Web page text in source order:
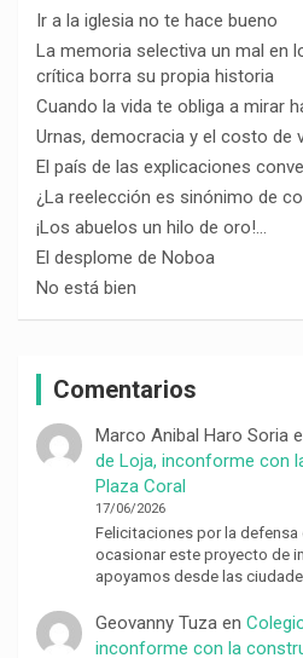
Ir a la iglesia no te hace bueno
La memoria selectiva un mal en
crítica borra su propia historia
Cuando la vida te obliga a mirar
Urnas, democracia y el costo de
El país de las explicaciones
¿La reelección es sinónimo de
¡Los abuelos un hilo de oro!…
El desplome de Noboa
No está bien
Comentarios
Marco Anibal Haro Soria
de Loja, inconforme con
Plaza Coral
17/06/2026
Felicitaciones por la
ocasionar este proyecto de
apoyamos desde las
Geovanny Tuzaen
inconforme con la